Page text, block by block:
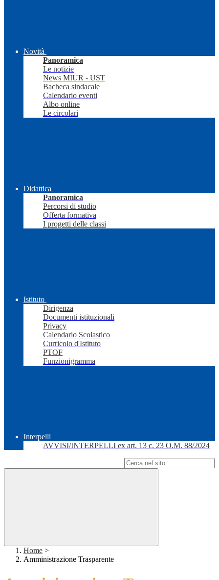
Novità
Panoramica
Le notizie
News MIUR - UST
Bacheca sindacale
Calendario eventi
Albo online
Le circolari
Didattica
Panoramica
Percorsi di studio
Offerta formativa
I progetti delle classi
Istituto
Dirigenza
Documenti istituzionali
Privacy
Calendario Scolastico
Curricolo d'Istituto
PTOF
Funzionigramma
Interpelli
AVVISI/INTERPELLI ex art. 13 c. 23 O.M. 88/2024
Home >
Amministrazione Trasparente